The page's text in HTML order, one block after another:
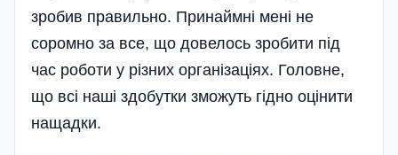
зробив правильно. Принаймні мені не
соромно за все, що довелось зробити під
час роботи у різних організаціях. Головне,
що всі наші здобутки зможуть гідно оцінити
нащадки.